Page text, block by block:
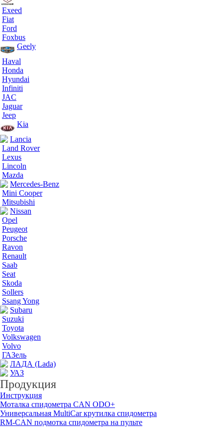
Exeed
Fiat
Ford
Foxbus
Geely
Haval
Honda
Hyundai
Infiniti
JAC
Jaguar
Jeep
Kia
Lancia
Land Rover
Lexus
Lincoln
Mazda
Mercedes-Benz
Mini Cooper
Mitsubishi
Nissan
Opel
Peugeot
Porsche
Ravon
Renault
Saab
Seat
Skoda
Sollers
Ssang Yong
Subaru
Suzuki
Toyota
Volkswagen
Volvo
ГАЗель
ЛАДА (Lada)
УАЗ
Продукция
Инструкция
Моталка спидометра CAN ODO+
Универсальная MultiCar крутилка спидометра
RM-CAN подмотка спидометра на пульте